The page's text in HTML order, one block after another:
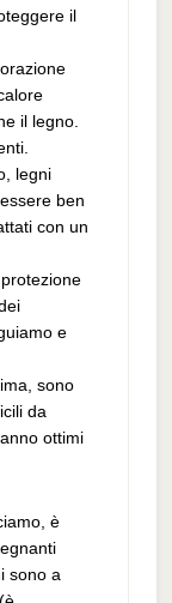
il
il legno.
legni
ben
con un
e
sono
da
ottimi
è
sono a